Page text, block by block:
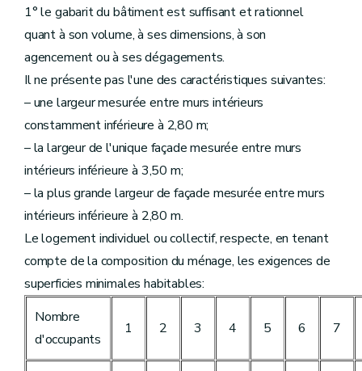
1° le gabarit du bâtiment est suffisant et rationnel
quant à son volume, à ses dimensions, à son
agencement ou à ses dégagements.
Il ne présente pas l'une des caractéristiques suivantes:
– une largeur mesurée entre murs intérieurs
constamment inférieure à 2,80 m;
– la largeur de l'unique façade mesurée entre murs
intérieurs inférieure à 3,50 m;
– la plus grande largeur de façade mesurée entre murs
intérieurs inférieure à 2,80 m.
Le logement individuel ou collectif, respecte, en tenant
compte de la composition du ménage, les exigences de
superficies minimales habitables:
Nombre
d'occupants
1 2 3 4 5 6 7